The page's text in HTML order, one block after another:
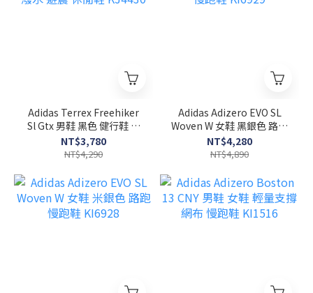
Adidas Terrex Freehiker
Sl Gtx 男鞋 黑色 健行鞋 防
潑水 避震 休閒鞋 KJ4430
NT$3,780
NT$4,290
Adidas Adizero EVO SL
Woven W 女鞋 黑銀色 路跑
慢跑鞋 KI6929
NT$4,280
NT$4,890